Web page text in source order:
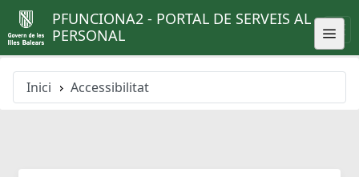
PFUNCIONA2 - PORTAL DE SERVEIS AL
PERSONAL
Inici Accessibilitat